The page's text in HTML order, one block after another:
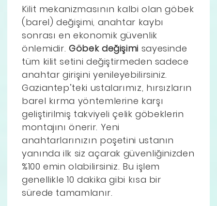
Kilit mekanizmasının kalbi olan göbek
(barel) değişimi, anahtar kaybı
sonrası en ekonomik güvenlik
önlemidir.Göbek değişimi sayesinde
tüm kilit setini değiştirmeden sadece
anahtar girişini yenileyebilirsiniz.
Gaziantep’teki ustalarımız, hırsızların
barel kırma yöntemlerine karşı
geliştirilmiş takviyeli çelik göbeklerin
montajını önerir. Yeni
anahtarlarınızın poşetini ustanın
yanında ilk siz açarak güvenliğinizden
%100 emin olabilirsiniz. Bu işlem
genellikle 10 dakika gibi kısa bir
sürede tamamlanır.